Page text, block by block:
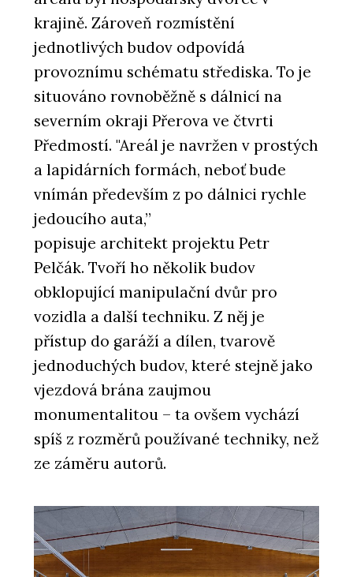
krajině. Zároveň rozmístění
jednotlivých budov odpovídá
provoznímu schématu střediska. To je
situováno rovnoběžně s dálnicí na
severním okraji Přerova ve čtvrti
Předmostí. "Areál je navržen v prostých
a lapidárních formách, neboť bude
vnímán především z po dálnici rychle
jedoucího auta,”
popisuje architekt projektu Petr
Pelčák. Tvoří ho několik budov
obklopující manipulační dvůr pro
vozidla a další techniku. Z něj je
přístup do garáží a dílen, tvarově
jednoduchých budov, které stejně jako
vjezdová brána zaujmou
monumentalitou – ta ovšem vychází
spíš z rozměrů používané techniky, než
ze záměru autorů.